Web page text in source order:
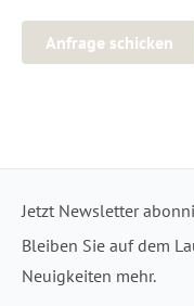
Anfrage schicken
Jetzt Newsletter
Bleiben Sie auf dem
Neuigkeiten mehr.